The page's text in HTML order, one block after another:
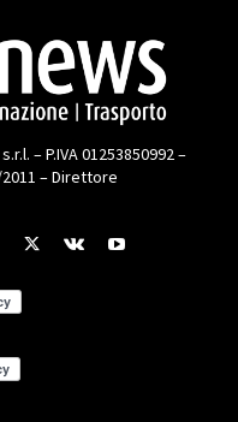
– P.IVA 01253850992 –
– Direttore